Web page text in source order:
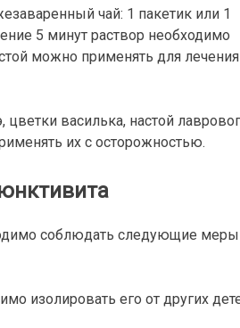
чай: 1 пакетик или 1
5 минут раствор необходимо
можно применять для лечения
василька, настой
их с осторожностью.
соблюдать следующие меры
изолировать его от других